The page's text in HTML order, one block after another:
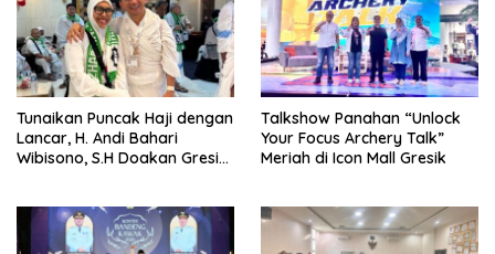
Tunaikan Puncak Haji dengan
Lancar, H. Andi Bahari
Wibisono, S.H Doakan Gresik
Talkshow Panahan “Unlock
Your Focus Archery Talk”
Meriah di Icon Mall Gresik